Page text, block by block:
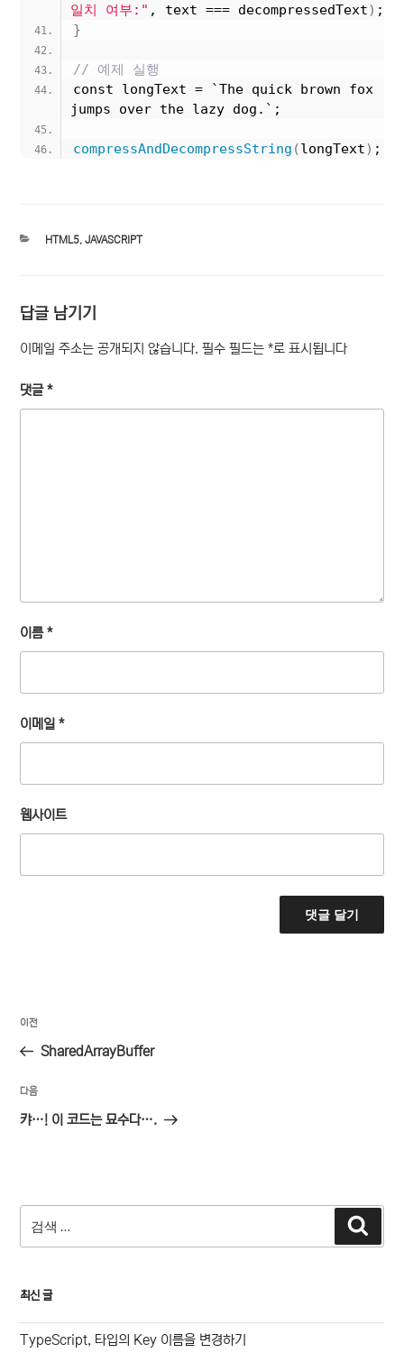
일치 여부:" , text === decompressedText) ;
}
// 예제 실행
const longText = `The quick brown fox
jumps over the lazy dog.`;
compressAndDecompressString (longText) ;
카
HTML5, JAVASCRIPT
답글 남기기
이메일 주소는 공개되지 않습니다. 필수 필드는*로 표시됩니다
댓글*
이름*
이메일*
웹사이트
글
색
이
전
이전
SharedArrayBuffer
다
음
다음
캬…! 이 코드는 묘수다….
색:
색
최신 글
TypeScript, 타입의 Key 이름을 변경하기